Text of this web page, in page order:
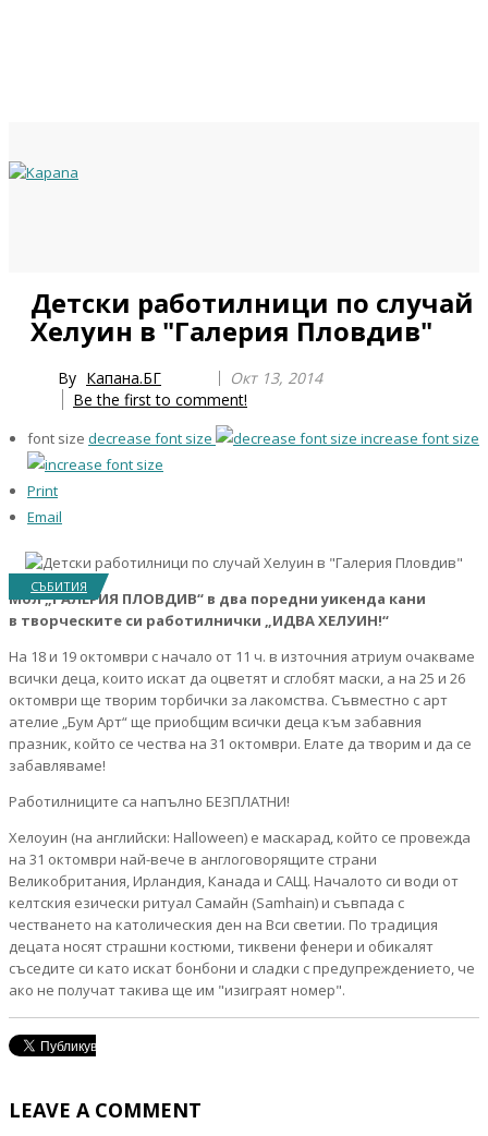
Детски работилници по случай
Хелуин в "Галерия Пловдив"
By Капана.БГ
Окт 13, 2014
Be the first to comment!
font size decrease font size increase font size
Print
Email
СЪБИТИЯ
Мол „ГАЛЕРИЯ ПЛОВДИВ“ в два поредни уикенда кани
в творческите си работилнички „ИДВА ХЕЛУИН!“
На 18 и 19 октомври с начало от 11 ч. в източния атриум очакваме
всички деца, които искат да оцветят и сглобят маски, а на 25 и 26
октомври ще творим торбички за лакомства. Съвместно с арт
ателие „Бум Арт“ ще приобщим всички деца към забавния
празник, който се чества на 31 октомври. Елате да творим и да се
забавляваме!
Работилниците са напълно БЕЗПЛАТНИ!
Хелоуин (на английски: Halloween) e маскарад, който се провежда
на 31 октомври най-вече в англоговорящите страни
Великобритания, Ирландия, Канада и САЩ. Началото си води от
келтския езически ритуал Самайн (Samhain) и съвпада с
честването на католическия ден на Вси светии. По традиция
децата носят страшни костюми, тиквени фенери и обикалят
съседите си като искат бонбони и сладки с предупреждението, че
ако не получат такива ще им "изиграят номер".
LEAVE A COMMENT
Year
Month
Year
Month